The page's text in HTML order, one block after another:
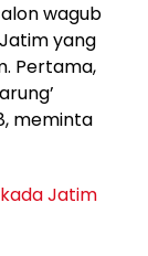
wagub
yang
Pertama,
meminta
Jatim